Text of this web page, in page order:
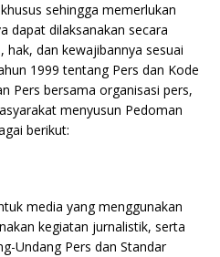
sehingga memerlukan
dapat dilaksanakan secara
dan kewajibannya sesuai
1999 tentang Pers dan Kode
Pers bersama organisasi pers,
menyusun Pedoman
berikut:
media yang menggunakan
kegiatan jurnalistik, serta
Undang Pers dan Standar